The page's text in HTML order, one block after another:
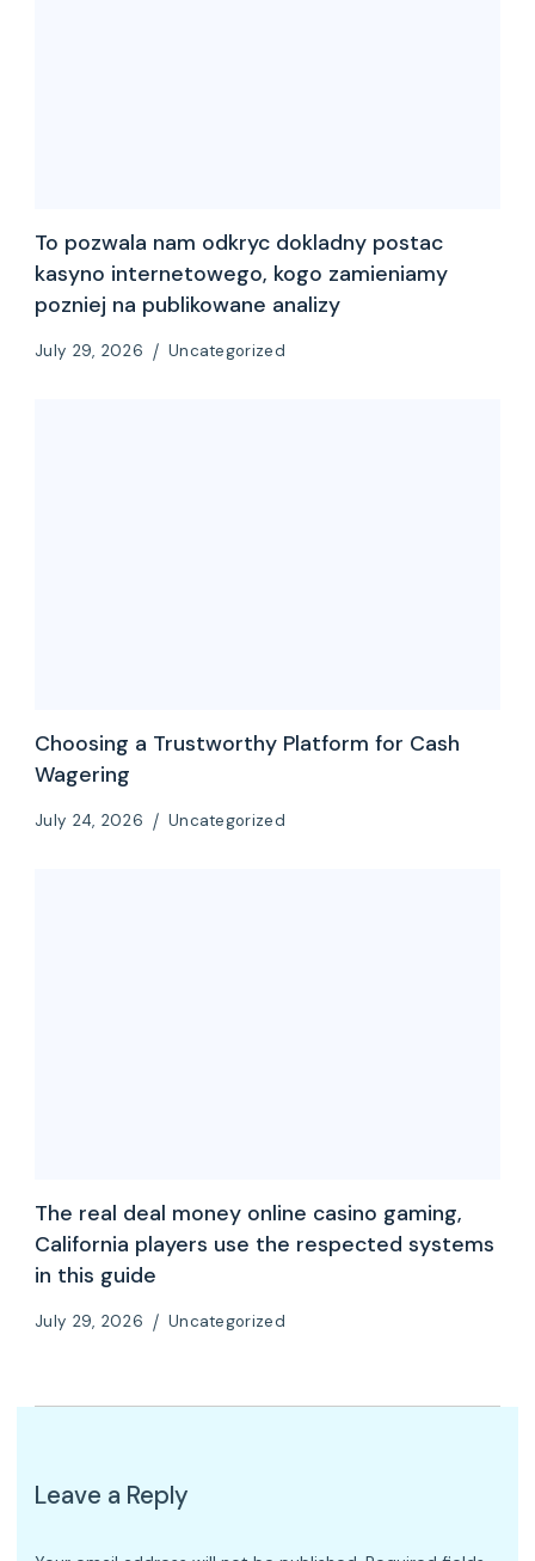
To pozwala nam odkryc dokladny postac
kasyno internetowego, kogo zamieniamy
pozniej na publikowane analizy
July 29, 2026 Uncategorized
Choosing a Trustworthy Platform for Cash
Wagering
July 24, 2026 Uncategorized
The real deal money online casino gaming,
California players use the respected systems
in this guide
July 29, 2026 Uncategorized
Leave a Reply